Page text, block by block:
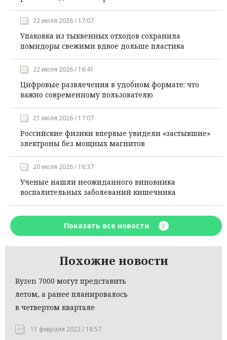
22 июля 2026 / 17:07
Упаковка из тыквенных отходов сохранила
помидоры свежими вдвое дольше пластика
22 июля 2026 / 16:41
Цифровые развлечения в удобном формате: что
важно современному пользователю
21 июля 2026 / 17:07
Российские физики впервые увидели «застывшие»
электроны без мощных магнитов
20 июля 2026 / 16:37
Ученые нашли неожиданного виновника
воспалительных заболеваний кишечника
Показать все новости
Похожие новости
Ryzen 7000 могут представить
летом, а ранее планировалось
в четвертом квартале
11 февраля 2022 / 18:57